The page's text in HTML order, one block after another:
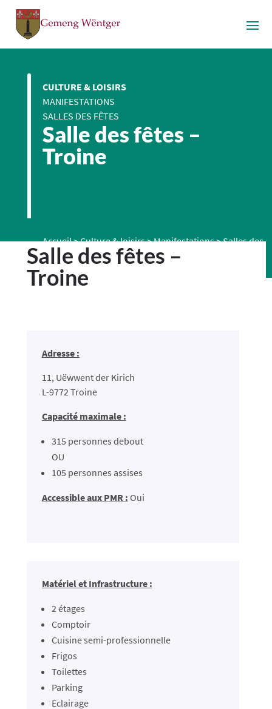
CULTURE & LOISIRS
MANIFESTATIONS
SALLES DES FÊTES
Salle des fêtes –
Troine
Accueil>Culture & loisirs>Manifestations>Salles des
fêtes
>Salle des fêtes – Troine
Salle des fêtes –
Troine
Adresse :
11, Uëwwent der Kirich
L-9772 Troine
Capacité maximale :
315 personnes debout
OU
105 personnes assises
Accessible aux PMR : Oui
Matériel et Infrastructure :
2 étages
Comptoir
Cuisine semi-professionnelle
Frigos
Toilettes
Parking
Eclairage